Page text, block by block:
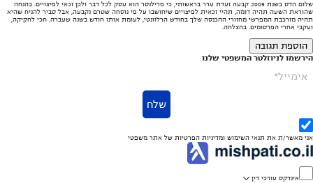
שלום הדס בשנת 2009 קבעה ועדת ערר בראשותי, כי פרילנסר הוא עסק לכל דבר ולכן זכאי לפיצויים. בהנחה
שהוראת השעה תהיה דומה, תהיי זכאית לפיצויים שיחושבו על פי נוסחה שטרם נקבעה, אבל סביר להניח שהיא
תהיה מורכבת המפרשי מחזורי ההכנסה שלך בחודש הרלוונטי, לעומת אותו חודש בשנה שעברה. חכי לחקיקה,
ועקבי אחרי הפרסומים. בהצלחה.
הוספת תגובה
הירשמו לניוזלטר המשפטי שלנו
אימייל*
שלח
אני מאשר/ת את תנאי השימוש ומדיניות הפרטיות של אתר משפטי
אינדקס עורכי דין